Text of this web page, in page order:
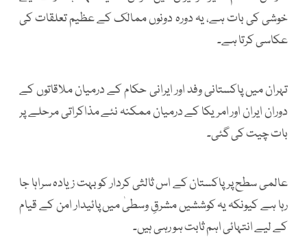
خوشی کی بات ہے، یہ دورہ دونوں ممالک کے عظیم تعلقات کی
عکاسی کرتا ہے۔
تہران میں پاکستانی وفد اور ایرانی حکام کے درمیان ملاقاتوں کے
دوران ایران اور امریکا کے درمیان ممکنہ نئے مذاکراتی مرحلے پر
بات چیت کی گئی۔
عالمی سطح پر پاکستان کے اس ثالثی کردار کو بہت زیادہ سراہا جا
رہا ہے کیونکہ یہ کوششیں مشرقِ وسطیٰ میں پائیدار امن کے قیام
کے لیے انتہائی اہم ثابت ہو رہی ہیں۔